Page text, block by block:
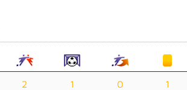
2 1 0 1